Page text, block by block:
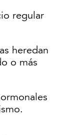
regular
heredan
o más